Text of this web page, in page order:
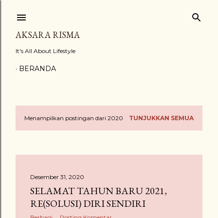
AKSARA RISMA
It's All About Lifestyle
BERANDA
PMenampilkan postingan dari 2020 TUNJUKKAN SEMUA
Desember 31, 2020
SELAMAT TAHUN BARU 2021,
RE(SOLUSI) DIRI SENDIRI